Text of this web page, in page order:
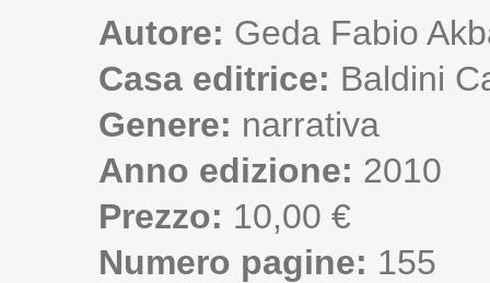
Autore: Geda Fabio
Casa editrice: Baldini
Genere: narrativa
Anno edizione: 2010
Prezzo: 10,00 €
Numero pagine: 155